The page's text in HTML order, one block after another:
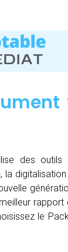
des
rapport
le